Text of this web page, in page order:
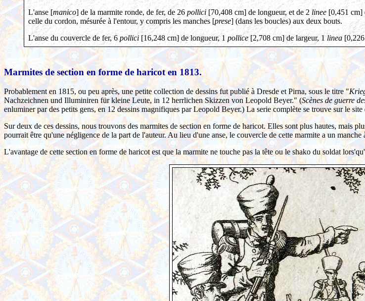
L'anse [manico] de la marmite ronde, de fer, de 26 pollici [70,408 cm] de longueur, et de 2linee [0,451 cm]
celle du cordon, mésurée à l'entour, y compris les manches [prese] (dans les boucles) aux deux bouts.
L'anse du couvercle de fer, 6pollici[16,248 cm] de longueur, 1 pollice[2,708 cm] de largeur, 1linea
Marmites de section en forme de haricot en 1813.
Probablement en 1815, ou peu après, une petite collection de dessins fut publié à Dresde et Pirna, sous le titre "
Nachzeichnen und Illuminiren für kleine Leute, in 12 herrlichen Skizzen von Leopold Beyer." (Scènes de guerre
enluminer par des petits gens, en 12 dessins magnifiques par Leopold Beyer.) La serie complète se trouve sur le site
Sur deux de ces dessins, nous trouvons des marmites de section en forme de haricot. Elles sont plus hautes, mais
pourrait être qu'une négligence de la part de l'auteur. Au lieu d'une anse, le couvercle de cette marmite a un manche
L'avantage de cette section en forme de haricot est que la marmite ne touche pas la tête ou le shako du soldat